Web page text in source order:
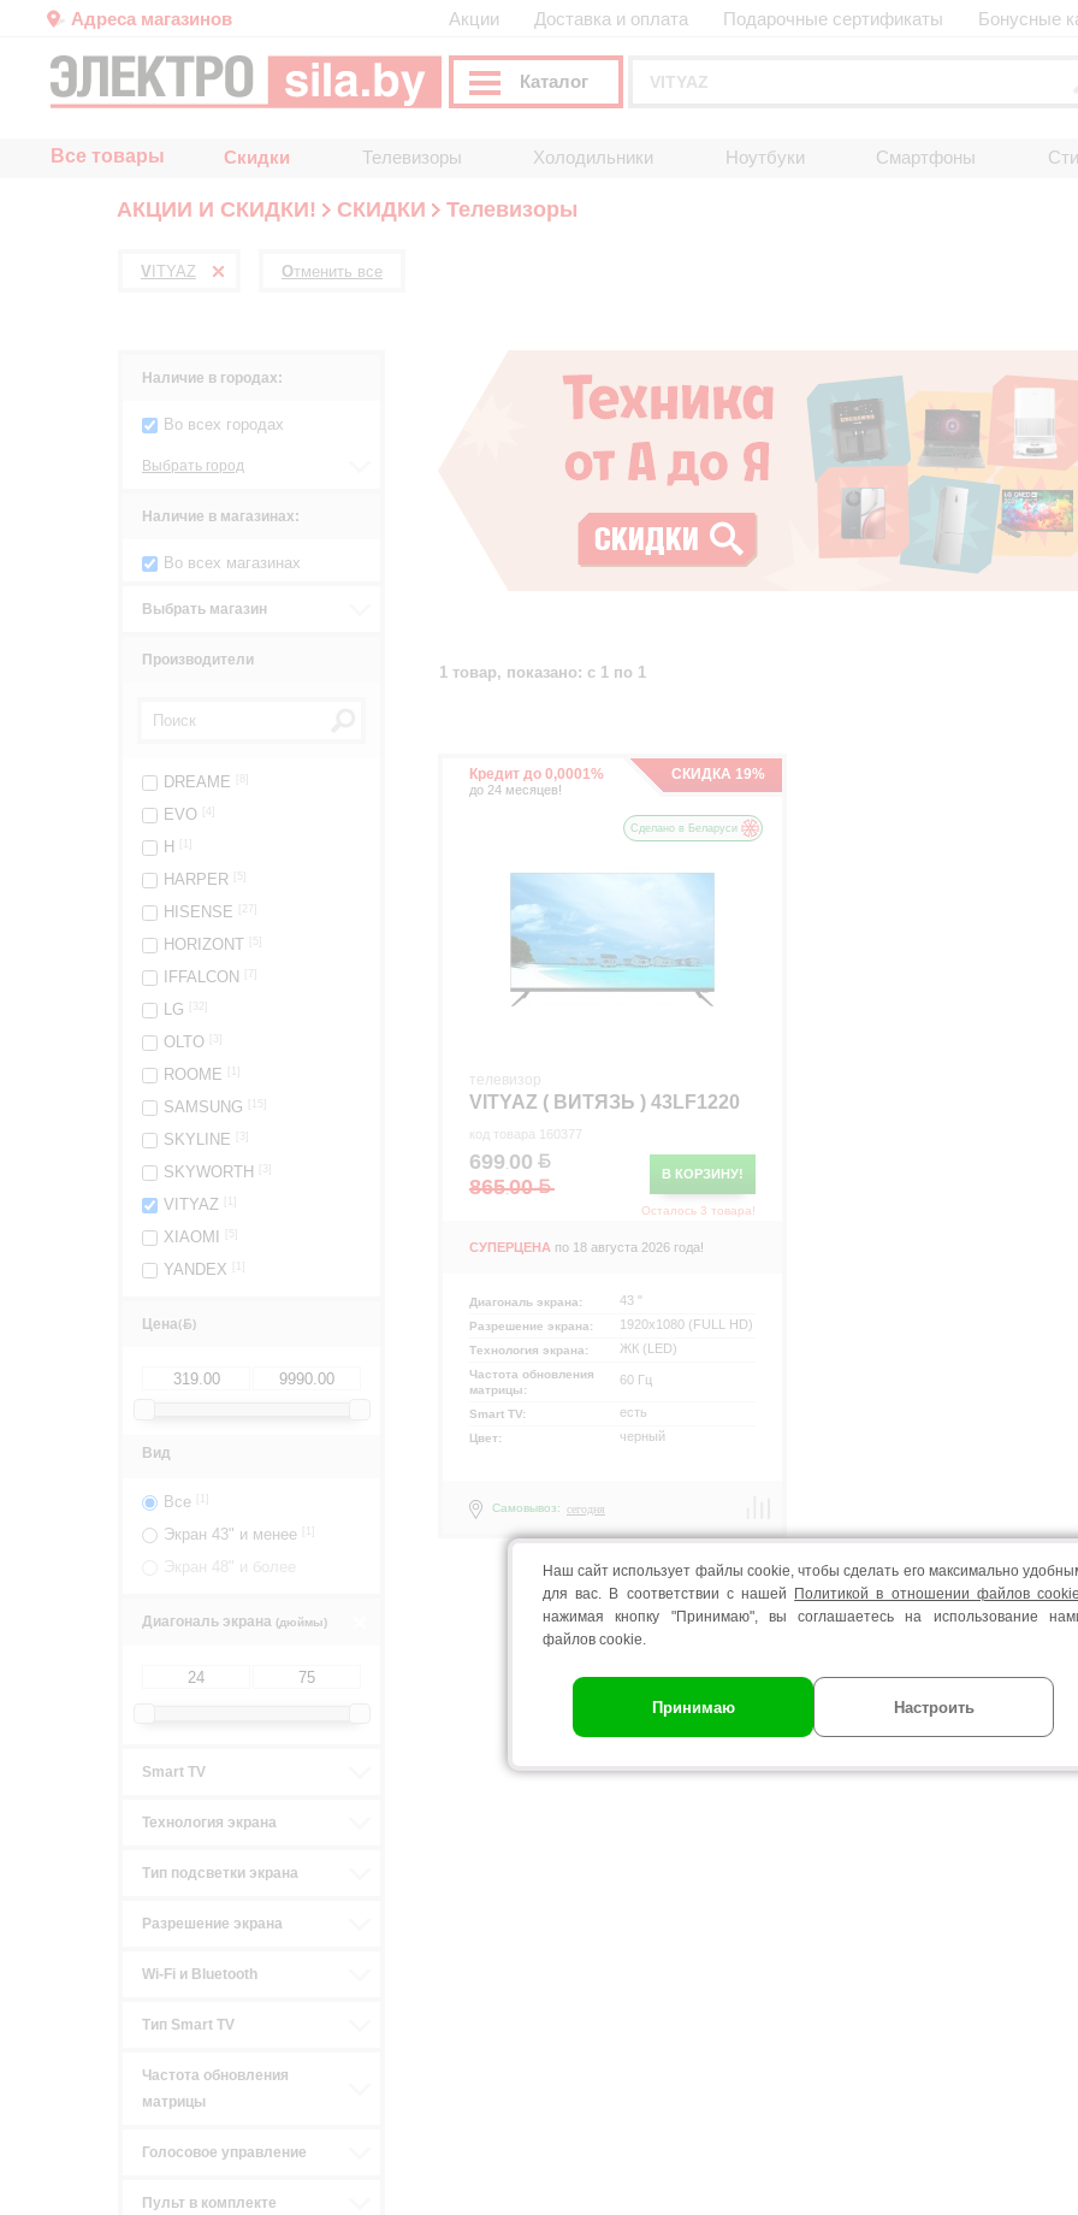
Адреса магазинов Акции Доставка и оплата Подарочные сертификаты Бонусные
Каталог
Все товары Скидки Телевизоры Холодильники Ноутбуки Смартфоны
АКЦИИ И СКИДКИ! СКИДКИ Телевизоры
VITYAZ Отменить все
Наличие в городах:
Во всех городах
Выбрать город
Наличие в магазинах:
Во всех магазинах
Выбрать магазин
Производители
DREAME
EVO
H
HARPER [5]
HISENSE
HORIZONT [5]
IFFALCON
LG
OLTO
ROOME
SAMSUNG [15]
SKYLINE
SKYWORTH
VITYAZ
XIAOMI [5]
YANDEX
Цена( )
Вид
Все
Экран 43" и менее
Экран 48" и более
Диагональ экрана (дюймы)
Smart TV
Технология экрана
Тип подсветки экрана
Разрешение экрана
Wi-Fi и Bluetooth
Тип Smart TV
Частота обновления
матрицы
Голосовое управление
Пульт в комплекте
1 товар, показано: с 1 по 1
Кредит до 0,0001%
до 24 месяцев!
СКИДКА 19%
Сделано в Беларуси
телевизор
VITYAZ ( ВИТЯЗЬ ) 43LF1220
код товара 160377
В КОРЗИНУ!
699.00
865.00
Осталось 3 товара!
СУПЕРЦЕНА по 18 августа 2026 года!
Диагональ экрана: 43 "
Разрешение экрана: 1920x1080 (FULL HD)
Технология экрана: ЖК (LED)
Частота обновления
матрицы:
60 Гц
Smart TV: есть
Цвет: черный
Самовывоз: сегодня
Наш сайт использует файлы cookie, чтобы сделать его максимально
для вас. В соответствии с нашей
Политикой в отношении файлов cookie
нажимая кнопку "Принимаю", вы соглашаетесь на использование
файлов cookie.
Принимаю Настроить